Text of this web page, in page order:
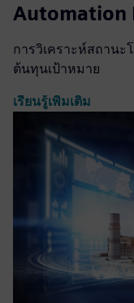
Automation
การวิเคราะห์สถานะ
ต้นทุนเป้าหมาย
เรียนรู้เพิ่มเติม